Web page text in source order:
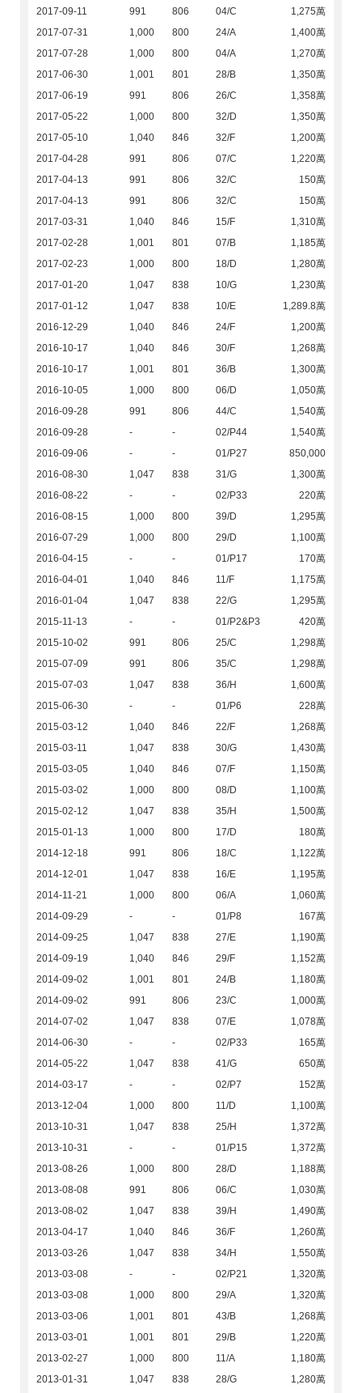
2017-09-11
991 806 04/C
1,275萬
2017-07-31
1,000 800 24/A
1,400萬
2017-07-28
1,000 800 04/A
1,270萬
2017-06-30
1,001 801 28/B
1,350萬
2017-06-19
991 806 26/C
1,358萬
2017-05-22
1,000 800 32/D
1,350萬
2017-05-10
1,040 846 32/F
1,200萬
2017-04-28
991 806 07/C
1,220萬
2017-04-13
991 806 32/C
150萬
2017-04-13
991 806 32/C
150萬
2017-03-31
1,040 846 15/F
1,310萬
2017-02-28
1,001 801 07/B
1,185萬
2017-02-23
1,000 800 18/D
1,280萬
2017-01-20
1,047 838 10/G
1,230萬
2017-01-12
1,047 838 10/E
1,289.8萬
2016-12-29
1,040 846 24/F
1,200萬
2016-10-17
1,040 846 30/F
1,268萬
2016-10-17
1,001 801 36/B
1,300萬
2016-10-05
1,000 800 06/D
1,050萬
2016-09-28
991 806 44/C
1,540萬
2016-09-28
- - 02/P44
1,540萬
2016-09-06
- - 01/P27
850,000
2016-08-30
1,047 838 31/G
1,300萬
2016-08-22
- - 02/P33
220萬
2016-08-15
1,000 800 39/D
1,295萬
2016-07-29
1,000 800 29/D
1,100萬
2016-04-15
- - 01/P17
170萬
2016-04-01
1,040 846 11/F
1,175萬
2016-01-04
1,047 838 22/G
1,295萬
2015-11-13
- - 01/P2&P3
420萬
2015-10-02
991 806 25/C
1,298萬
2015-07-09
991 806 35/C
1,298萬
2015-07-03
1,047 838 36/H
1,600萬
2015-06-30
- - 01/P6
228萬
2015-03-12
1,040 846 22/F
1,268萬
2015-03-11
1,047 838 30/G
1,430萬
2015-03-05
1,040 846 07/F
1,150萬
2015-03-02
1,000 800 08/D
1,100萬
2015-02-12
1,047 838 35/H
1,500萬
2015-01-13
1,000 800 17/D
180萬
2014-12-18
991 806 18/C
1,122萬
2014-12-01
1,047 838 16/E
1,195萬
2014-11-21
1,000 800 06/A
1,060萬
2014-09-29
- - 01/P8
167萬
2014-09-25
1,047 838 27/E
1,190萬
2014-09-19
1,040 846 29/F
1,152萬
2014-09-02
1,001 801 24/B
1,180萬
2014-09-02
991 806 23/C
1,000萬
2014-07-02
1,047 838 07/E
1,078萬
2014-06-30
- - 02/P33
165萬
2014-05-22
1,047 838 41/G
650萬
2014-03-17
- - 02/P7
152萬
2013-12-04
1,000 800 11/D
1,100萬
2013-10-31
1,047 838 25/H
1,372萬
2013-10-31
- - 01/P15
1,372萬
2013-08-26
1,000 800 28/D
1,188萬
2013-08-08
991 806 06/C
1,030萬
2013-08-02
1,047 838 39/H
1,490萬
2013-04-17
1,040 846 36/F
1,260萬
2013-03-26
1,047 838 34/H
1,550萬
2013-03-08
- - 02/P21
1,320萬
2013-03-08
1,000 800 29/A
1,320萬
2013-03-06
1,001 801 43/B
1,268萬
2013-03-01
1,001 801 29/B
1,220萬
2013-02-27
1,000 800 11/A
1,180萬
2013-01-31
1,047 838 28/G 1,280萬